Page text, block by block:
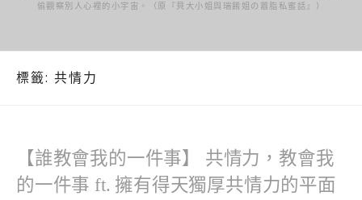
偷觀察別人心裡的小宇宙。（原『貝大小姐與瑞餚姐の囂脂私蜜話』）
標籤: 共情力
【誰教會我的一件事】 共情力，教會我
的一件事 ft. 擁有得天獨厚共情力的平面